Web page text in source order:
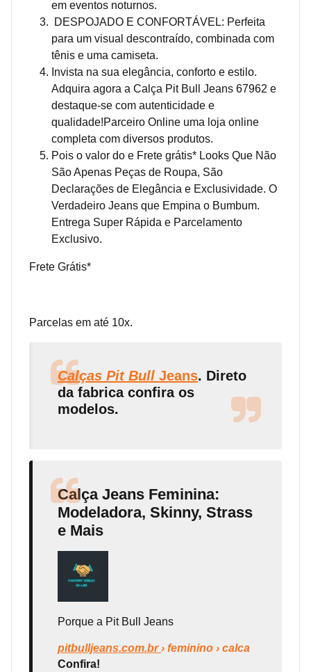
em eventos noturnos.
DESPOJADO E CONFORTÁVEL: Perfeita
para um visual descontraído, combinada com
tênis e uma camiseta.
Invista na sua elegância, conforto e estilo.
Adquira agora a Calça Pit Bull Jeans 67962 e
destaque-se com autenticidade e
qualidade!Parceiro Online uma loja online
completa com diversos produtos.
Pois o valor do e Frete grátis* Looks Que Não
São Apenas Peças de Roupa, São
Declarações de Elegância e Exclusividade. O
Verdadeiro Jeans que Empina o Bumbum.
Entrega Super Rápida e Parcelamento
Exclusivo.
Frete Grátis*
Parcelas em até 10x.
Calças Pit Bull Jeans. Direto
da fabrica confira os
modelos.
Calça Jeans Feminina:
Modeladora, Skinny, Strass
e Mais
Porque a Pit Bull Jeans
pitbulljeans.com.br › feminino › calca
Confira!